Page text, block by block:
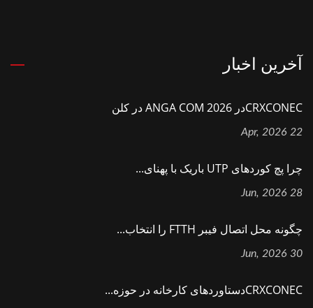
آخرین اخبار
CRXCONECدر ANGA COM 2026 در کلن
22 Apr, 2026
چرا پچ کوردهای UTP باریک با پهنای...
28 Jun, 2026
چگونه محل اتصال فیبر FTTH را انتخاب...
30 Jun, 2026
CRXCONECدستاوردهای کارخانه در حوزه...